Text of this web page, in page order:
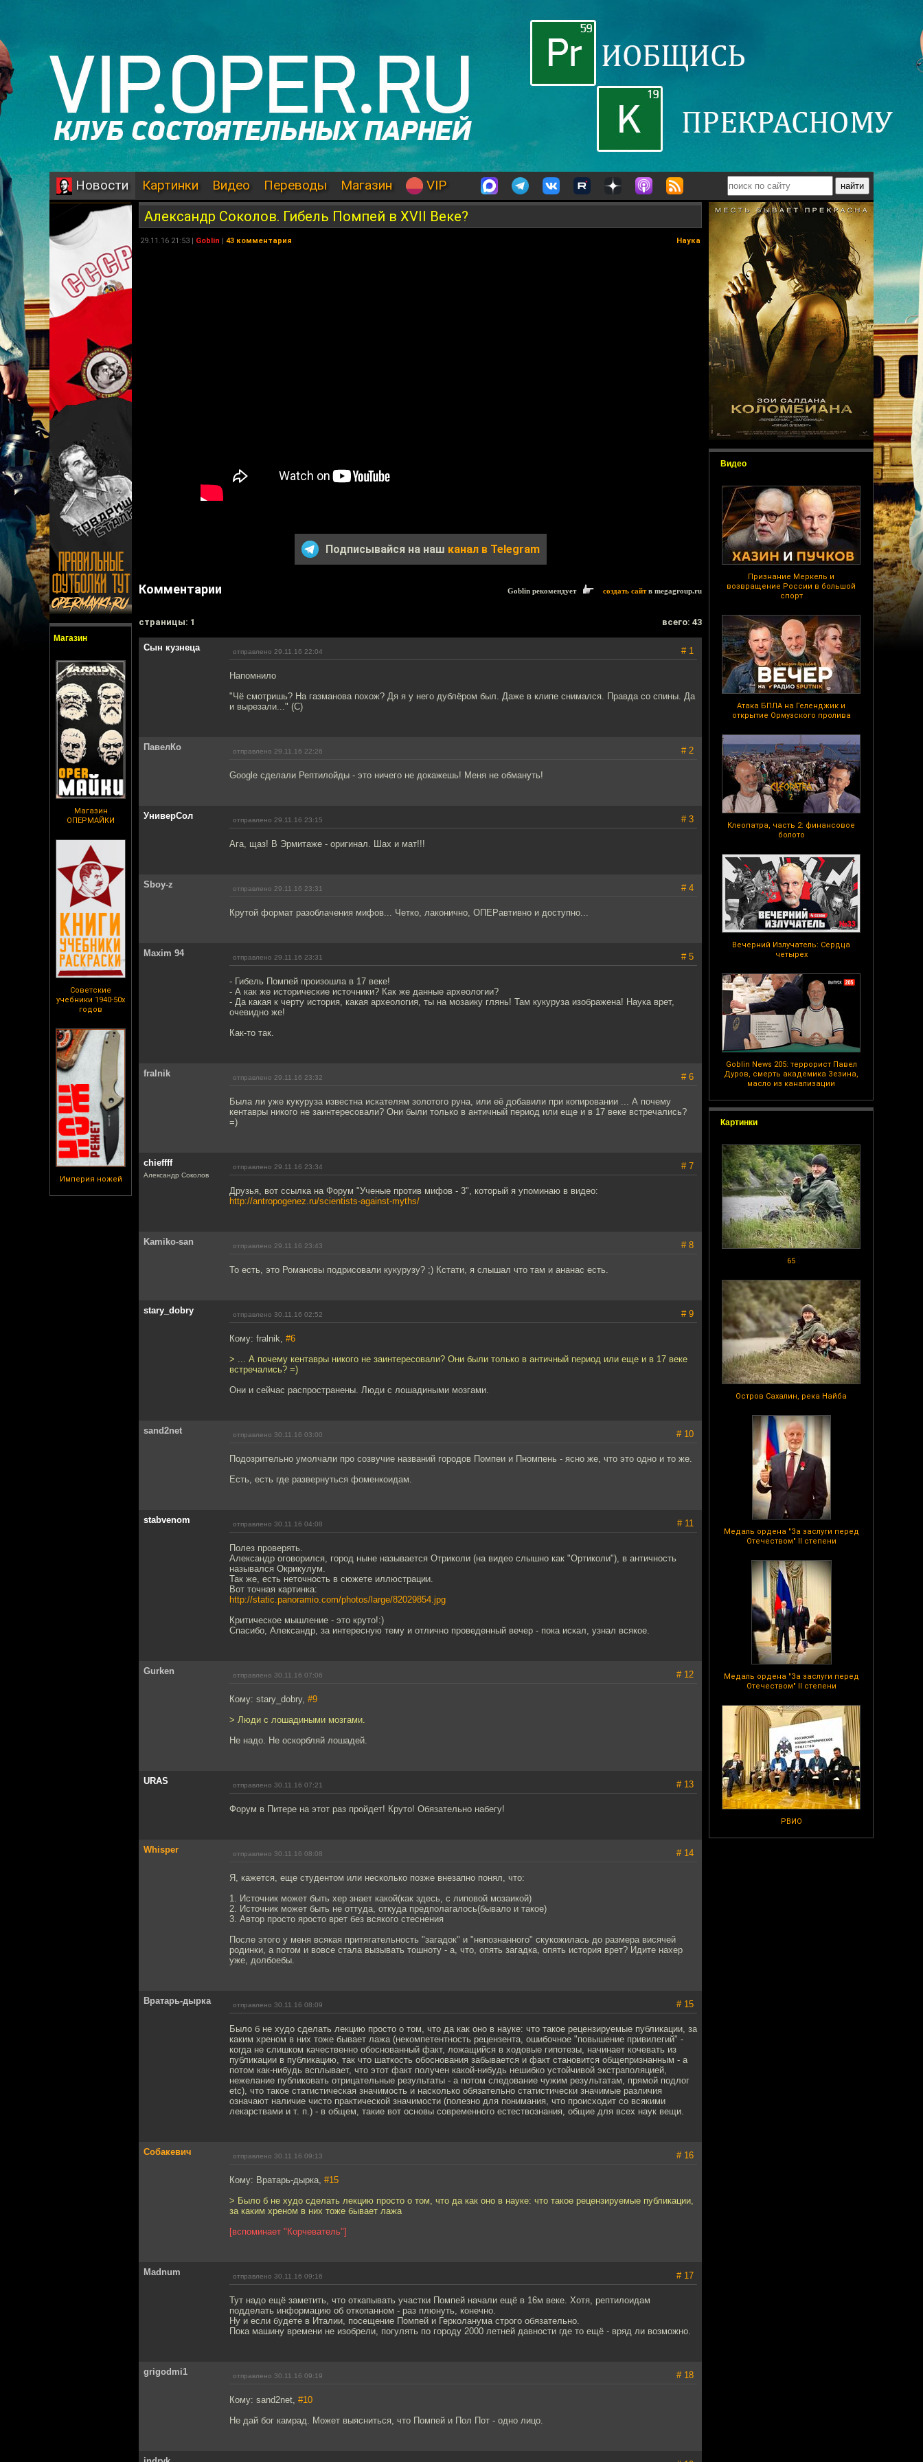
Новости Картинки Видео Переводы Магазин VIP
Магазин
Магазин
ОПЕРМАЙКИ
Советские
учебники 1940-50х
годов
Империя ножей
Видео
Признание Меркель и
возвращение России в большой
спорт
Атака БПЛА на Геленджик и
открытие Ормузского пролива
Клеопатра, часть 2: финансовое
болото
Вечерний Излучатель: Сердца
четырех
Goblin News 205: террорист Павел
Дуров, смерть академика Зезина,
масло из канализации
Картинки
65
Остров Сахалин, река Найба
Медаль ордена "За заслуги перед
Отечеством" II степени
Медаль ордена "За заслуги перед
Отечеством" II степени
РВИО
Александр Соколов. Гибель Помпей в XVII Веке?
29.11.16 21:53 | Goblin | 43 комментария Наука
Подписывайся на наш канал в Telegram
Комментарии Goblin рекомендует создать сайтв megagroup.ru
cтраницы: 1 всего: 43
Сын кузнеца отправлено 29.11.16 22:04 # 1
Напомнило
"Чё смотришь? На газманова похож? Дя я у него дублёром был. Даже в клипе снимался. Правда со спины. Да
и вырезали..." (С)
ПавелКо отправлено 29.11.16 22:26 # 2
Google сделали Рептилойды - это ничего не докажешь! Меня не обмануть!
УниверСол отправлено 29.11.16 23:15 # 3
Ага, щаз! В Эрмитаже - оригинал. Шах и мат!!!
Sboy-z отправлено 29.11.16 23:31 # 4
Крутой формат разоблачения мифов... Четко, лаконично, ОПЕРавтивно и доступно...
Maxim 94 отправлено 29.11.16 23:31 # 5
- Гибель Помпей произошла в 17 веке!
- А как же исторические источники? Как же данные археологии?
- Да какая к черту история, какая археология, ты на мозаику глянь! Там кукуруза изображена! Наука врет,
очевидно же!
Как-то так.
fralnik отправлено 29.11.16 23:32 # 6
Была ли уже кукуруза известна искателям золотого руна, или её добавили при копировании ... А почему
кентавры никого не заинтересовали? Они были только в античный период или еще и в 17 веке встречались?
=)
chieffff
Александр Соколов
отправлено 29.11.16 23:34 # 7
Друзья, вот ссылка на Форум "Ученые против мифов - 3", который я упоминаю в видео:
http://antropogenez.ru/scientists-against-myths/
Kamiko-san отправлено 29.11.16 23:43 # 8
То есть, это Романовы подрисовали кукурузу? ;) Кстати, я слышал что там и ананас есть.
stary_dobry отправлено 30.11.16 02:52 # 9
Кому: fralnik, #6
> ... А почему кентавры никого не заинтересовали? Они были только в античный период или еще и в 17 веке
встречались? =)
Они и сейчас распространены. Люди с лошадиными мозгами.
sand2net отправлено 30.11.16 03:00 # 10
Подозрительно умолчали про созвучие названий городов Помпеи и Пномпень - ясно же, что это одно и то же.
Есть, есть где развернуться фоменкоидам.
stabvenom отправлено 30.11.16 04:08 # 11
Полез проверять.
Александр оговорился, город ныне называется Отриколи (на видео слышно как "Ортиколи"), в античность
назывался Окрикулум.
Так же, есть неточность в сюжете иллюстрации.
Вот точная картинка:
http://static.panoramio.com/photos/large/82029854.jpg
Критическое мышление - это круто!:)
Спасибо, Александр, за интересную тему и отлично проведенный вечер - пока искал, узнал всякое.
Gurken отправлено 30.11.16 07:06 # 12
Кому: stary_dobry, #9
> Люди с лошадиными мозгами.
Не надо. Не оскорбляй лошадей.
URAS отправлено 30.11.16 07:21 # 13
Форум в Питере на этот раз пройдет! Круто! Обязательно набегу!
Whisper отправлено 30.11.16 08:08 # 14
Я, кажется, еще студентом или несколько позже внезапно понял, что:
1. Источник может быть хер знает какой(как здесь, с липовой мозаикой)
2. Источник может быть не оттуда, откуда предполагалось(бывало и такое)
3. Автор просто яросто врет без всякого стеснения
После этого у меня всякая притягательность "загадок" и "непознанного" скукожилась до размера висячей
родинки, а потом и вовсе стала вызывать тошноту - а, что, опять загадка, опять история врет? Идите нахер
уже, долбоебы.
Вратарь-дырка отправлено 30.11.16 08:09 # 15
Было б не худо сделать лекцию просто о том, что да как оно в науке: что такое рецензируемые публикации, за
каким хреном в них тоже бывает лажа (некомпетентность рецензента, ошибочное "повышение привилегий" -
когда не слишком качественно обоснованный факт, ложащийся в ходовые гипотезы, начинает кочевать из
публикации в публикацию, так что шаткость обоснования забывается и факт становится общепризнанным - а
потом как-нибудь всплывает, что этот факт получен какой-нибудь нешибко устойчивой экстраполяцией,
нежелание публиковать отрицательные результаты - а потом следование чужим результатам, прямой подлог
etc), что такое статистическая значимость и насколько обязательно статистически значимые различия
означают наличие чисто практической значимости (полезно для понимания, что происходит со всякими
лекарствами и т. п.) - в общем, такие вот основы современного естествознания, общие для всех наук вещи.
Собакевич отправлено 30.11.16 09:13 # 16
Кому: Вратарь-дырка, #15
> Было б не худо сделать лекцию просто о том, что да как оно в науке: что такое рецензируемые публикации,
за каким хреном в них тоже бывает лажа
[вспоминает "Корчеватель"]
Madnum отправлено 30.11.16 09:16 # 17
Тут надо ещё заметить, что откапывать участки Помпей начали ещё в 16м веке. Хотя, рептилоидам
подделать информацию об откопанном - раз плюнуть, конечно.
Ну и если будете в Италии, посещение Помпей и Герколанума строго обязательно.
Пока машину времени не изобрели, погулять по городу 2000 летней давности где то ещё - вряд ли возможно.
grigodmi1 отправлено 30.11.16 09:19 # 18
Кому: sand2net, #10
Не дай бог камрад. Может выясниться, что Помпей и Пол Пот - одно лицо.